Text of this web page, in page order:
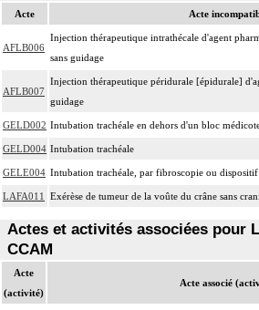
Acte Acte
AFLB006
Injection thérapeutique intrathécale d'agent
sans guidage
AFLB007
Injection thérapeutique péridurale [épidurale]
guidage
GELD002 Intubation trachéale en dehors d'un bloc
GELD004 Intubation trachéale
GELE004 Intubation trachéale, par fibroscopie ou
LAFA011 Exérèse de tumeur de la voûte du crâne sans
Actes et activités associées pour
CCAM
Acte
(activité)
Acte associé